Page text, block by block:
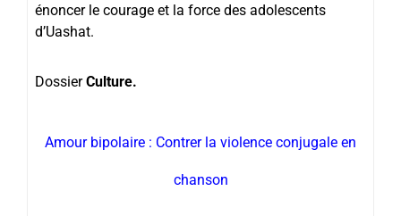
énoncer le courage et la force des adolescents
d’Uashat.
DossierCulture.
Amour bipolaire : Contrer la violence conjugale en
chanson